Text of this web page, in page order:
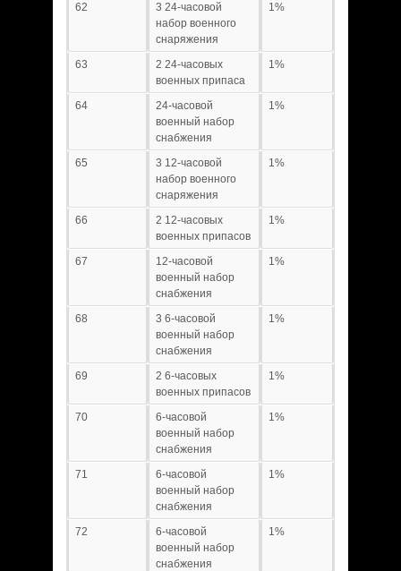
62
3 24-часовой
набор военного
снаряжения
1%
63
2 24-часовых
военных припаса
1%
64
24-часовой
военный набор
снабжения
1%
65
3 12-часовой
набор военного
снаряжения
1%
66
2 12-часовых
военных припасов
1%
67
12-часовой
военный набор
снабжения
1%
68
3 6-часовой
военный набор
снабжения
1%
69
2 6-часовых
военных припасов
1%
70
6-часовой
военный набор
снабжения
1%
71
6-часовой
военный набор
снабжения
1%
72
6-часовой
военный набор
снабжения
1%